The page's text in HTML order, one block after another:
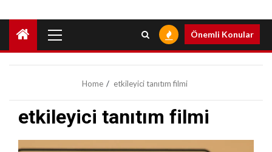
Menu
Önemli Konular
Home etkileyici tanıtım filmi
etkileyici tanıtım filmi